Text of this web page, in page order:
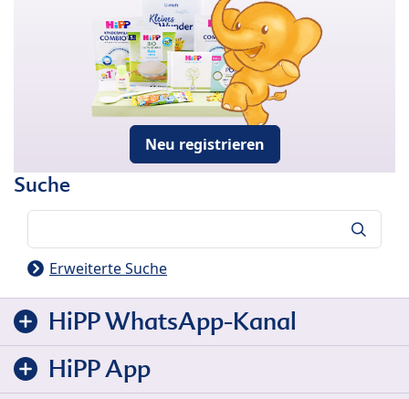
Neu registrieren
Suche
Erweiterte Suche
HiPP WhatsApp-Kanal
HiPP App